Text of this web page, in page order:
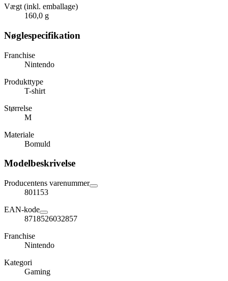
Vægt (inkl. emballage)
160,0 g
Nøglespecifikation
Franchise
Nintendo
Produkttype
T-shirt
Størrelse
M
Materiale
Bomuld
Modelbeskrivelse
Producentens varenummer
801153
EAN-kode
8718526032857
Franchise
Nintendo
Kategori
Gaming